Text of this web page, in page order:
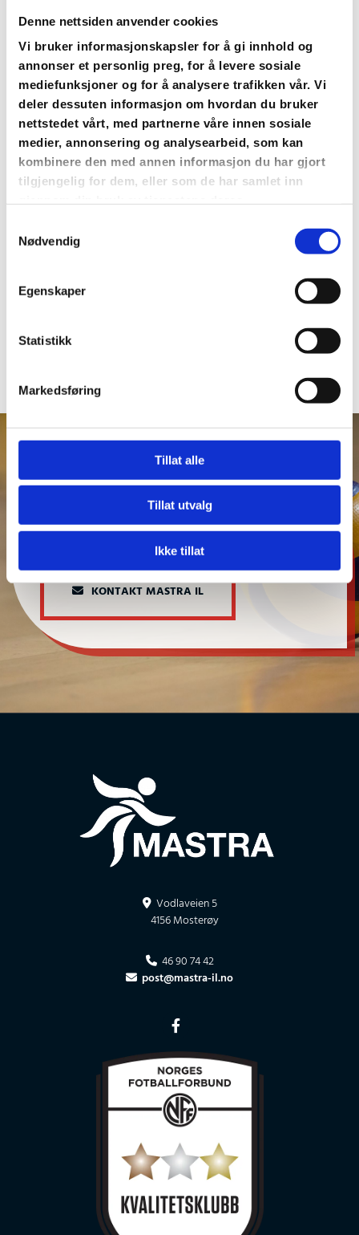
Denne nettsiden anvender cookies
Vi bruker informasjonskapsler for å gi innhold og
annonser et personlig preg, for å levere sosiale
mediefunksjoner og for å analysere trafikken vår. Vi
deler dessuten informasjon om hvordan du bruker
nettstedet vårt, med partnerne våre innen sosiale
medier, annonsering og analysearbeid, som kan
kombinere den med annen informasjon du har gjort
tilgjengelig for dem, eller som de har samlet inn
Nødvendig
Egenskaper
Statistikk
Markedsføring
Tillat alle
Tillat utvalg
Ikke tillat
Ønsker du å prøve volleyball? Pga.
Covid 19, ønsker vi at alle registrerer
seg på forhånd.Send mail til
post@mastra-il.no
Trenere
 952 98 406
Bli medlem i dag
KONTAKT MASTRA IL
Vodlaveien 5
4156 Mosterøy
46 90 74 42
 post@mastra-il.no